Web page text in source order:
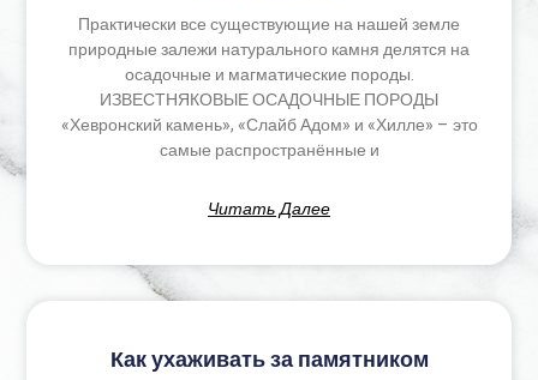
Практически все существующие на нашей земле
природные залежи натурального камня делятся на
осадочные и магматические породы.
ИЗВЕСТНЯКОВЫЕ ОСАДОЧНЫЕ ПОРОДЫ
«Хевронский камень», «Слайб Адом» и «Хилле» – это
самые распространённые и
Читать Далее
Как ухаживать за памятником